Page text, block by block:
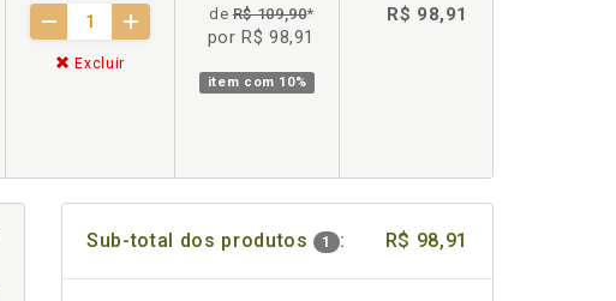
Excluir
deR$ 109,90*
por R$ 98,91
item com 10%
R$ 98,91
Sub-total dos produtos 1 : R$ 98,91